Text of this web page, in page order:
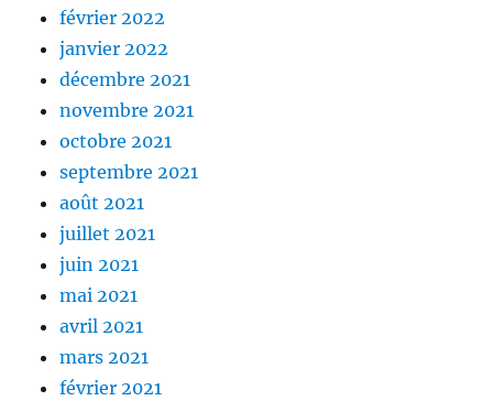
février 2022
janvier 2022
décembre 2021
novembre 2021
octobre 2021
septembre 2021
août 2021
juillet 2021
juin 2021
mai 2021
avril 2021
mars 2021
février 2021